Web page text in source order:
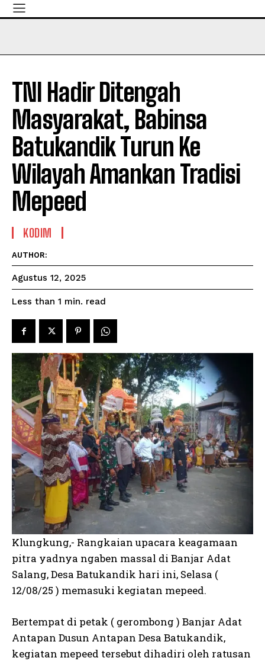
TNI Hadir Ditengah
Masyarakat, Babinsa
Batukandik Turun Ke
Wilayah Amankan Tradisi
Mepeed
KODIM
AUTHOR:
Agustus 12, 2025
Less than 1 min. read
Klungkung,- Rangkaian upacara keagamaan
pitra yadnya ngaben massal di Banjar Adat
Salang, Desa Batukandik hari ini, Selasa (
12/08/25 ) memasuki kegiatan mepeed.
Bertempat di petak ( gerombong ) Banjar Adat
Antapan Dusun Antapan Desa Batukandik,
kegiatan mepeed tersebut dihadiri oleh ratusan